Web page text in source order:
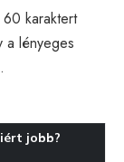
karaktert
a lényeges
jobb?